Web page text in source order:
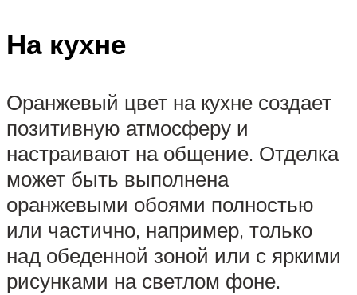
На кухне
Оранжевый цвет на кухне создает
позитивную атмосферу и
настраивают на общение. Отделка
может быть выполнена
оранжевыми обоями полностью
или частично, например, только
над обеденной зоной или с яркими
рисунками на светлом фоне.